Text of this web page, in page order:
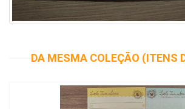
DA MESMA COLEÇÃO (ITENS